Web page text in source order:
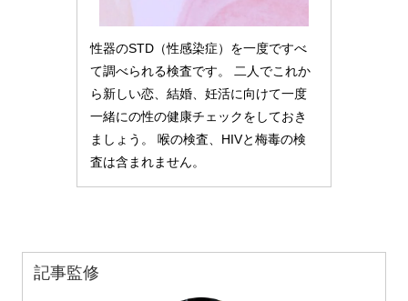
性器のSTD（性感染症）を一度ですべ
て調べられる検査です。 二人でこれか
ら新しい恋、結婚、妊活に向けて一度
一緒にの性の健康チェックをしておき
ましょう。 喉の検査、HIVと梅毒の検
査は含まれません。
記事監修